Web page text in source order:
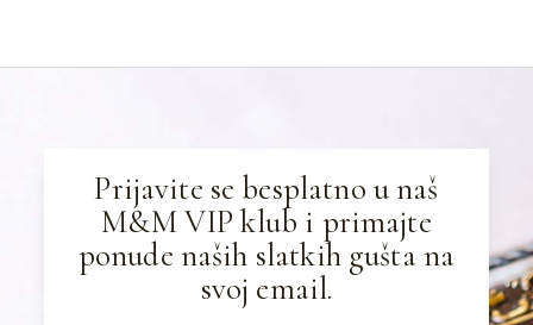
Prijavite se besplatno u naš
M&M VIP klub i primajte
ponude naših slatkih gušta na
svoj email.